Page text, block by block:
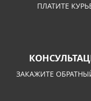
ПЛАТИТЕ
ЗАКАЖИТЕ